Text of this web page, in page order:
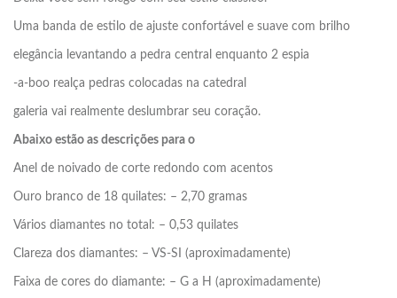
Uma banda de estilo de ajuste confortável e suave com brilho
elegância levantando a pedra central enquanto 2 espia
-a-boo realça pedras colocadas na catedral
galeria vai realmente deslumbrar seu coração.
Abaixo estão as descrições para o
Anel de noivado de corte redondo com acentos
Ouro branco de 18 quilates: – 2,70 gramas
Vários diamantes no total: – 0,53 quilates
Clareza dos diamantes: – VS-SI (aproximadamente)
Faixa de cores do diamante: – G a H (aproximadamente)